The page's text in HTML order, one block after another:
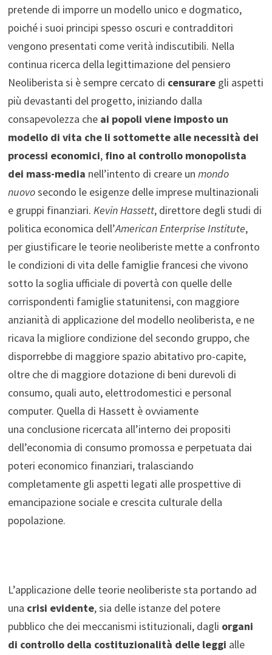
pretende di imporre un modello unico e dogmatico,
poiché i suoi principi spesso oscuri e contradditori
vengono presentati come verità indiscutibili. Nella
continua ricerca della legittimazione del pensiero
Neoliberista si è sempre cercato di censurare gli aspetti
più devastanti del progetto, iniziando dalla
consapevolezza che ai popoli viene imposto un
modello di vita che li sottomette alle necessità dei
processi economici, fino al controllo monopolista
dei mass-media nell’intento di creare un mondo
nuovosecondo le esigenze delle imprese multinazionali
e gruppi finanziari. Kevin Hassett, direttore degli studi di
politica economica dell’AmericanEnterprise Institute,
per giustificare le teorie neoliberiste mette a confronto
le condizioni di vita delle famiglie francesi che vivono
sotto la soglia ufficiale di povertà con quelle delle
corrispondenti famiglie statunitensi, con maggiore
anzianità di applicazione del modello neoliberista, e ne
ricava la migliore condizione del secondo gruppo, che
disporrebbe di maggiore spazio abitativo pro-capite,
oltre che di maggiore dotazione di beni durevoli di
consumo, quali auto, elettrodomestici e personal
computer. Quella di Hassett è ovviamente
una conclusione ricercata all’interno dei propositi
dell’economia di consumo promossa e perpetuata dai
poteri economico finanziari, tralasciando
completamente gli aspetti legati alle prospettive di
emancipazione sociale e crescita culturale della
popolazione.
L’applicazione delle teorie neoliberiste sta portando ad
una crisi evidente, sia delle istanze del potere
pubblico che dei meccanismi istituzionali, dagli organi
di controllo della costituzionalità delle leggi alle